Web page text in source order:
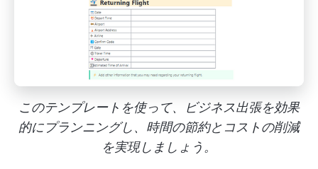
このテンプレートを使って、ビジネス出張を効果
的にプランニングし、時間の節約とコストの削減
を実現しましょう。